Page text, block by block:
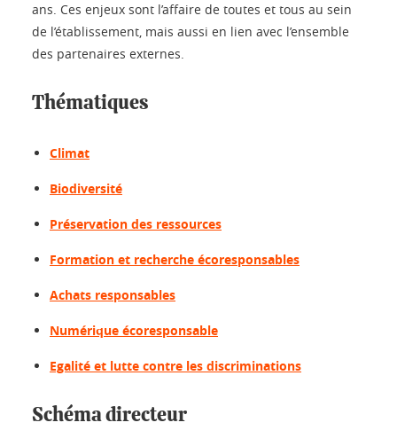
ans. Ces enjeux sont l’affaire de toutes et tous au sein
de l’établissement, mais aussi en lien avec l’ensemble
des partenaires externes.
Thématiques
Climat
Biodiversité
Préservation des ressources
Formation et recherche écoresponsables
Achats responsables
Numérique écoresponsable
Egalité et lutte contre les discriminations
Schéma directeur